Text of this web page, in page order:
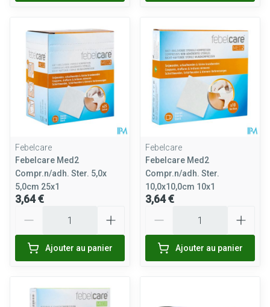
Febelcare
Febelcare Med2
Compr.n/adh. Ster. 5,0x
5,0cm 25x1
3,64 €
Ajouter au panier
Febelcare
Febelcare Med2
Compr.n/adh. Ster.
10,0x10,0cm 10x1
3,64 €
Ajouter au panier